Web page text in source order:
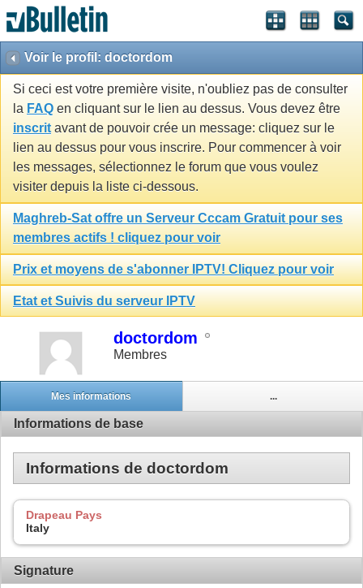
Voir le profil: doctordom
Si ceci est votre première visite, n'oubliez pas de consulter
la FAQ en cliquant sur le lien au dessus. Vous devez être
inscrit avant de pouvoir crée un message: cliquez sur le
lien au dessus pour vous inscrire. Pour commencer à voir
les messages, sélectionnez le forum que vous voulez
visiter depuis la liste ci-dessous.
Maghreb-Sat offre un Serveur Cccam Gratuit pour ses
membres actifs ! cliquez pour voir
Prix et moyens de s'abonner IPTV! Cliquez pour voir
Etat et Suivis du serveur IPTV
doctordom
Membres
Mes informations ...
Informations de base
Informations de doctordom
Drapeau Pays
Italy
Signature